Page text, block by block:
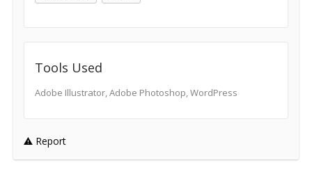
Tools Used
Adobe Illustrator, Adobe Photoshop, WordPress
Report